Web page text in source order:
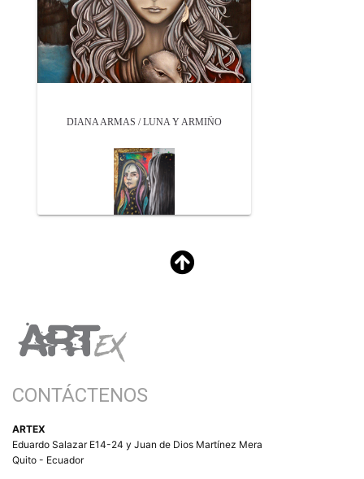
DIANA ARMAS / LUNA Y ARMIÑO
CONTÁCTENOS
ARTEX
Eduardo Salazar E14-24 y Juan de Dios Martínez Mera
Quito - Ecuador